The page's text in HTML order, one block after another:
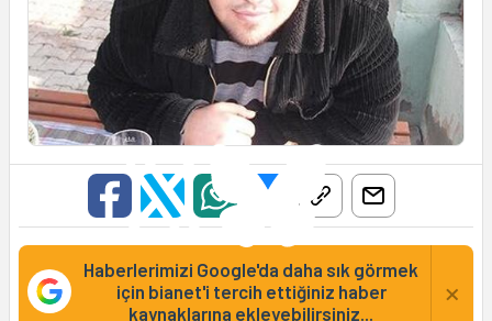
Haberlerimizi Google'da daha sık görmek
için bianet'i tercih ettiğiniz haber
kaynaklarına ekleyebilirsiniz...
×